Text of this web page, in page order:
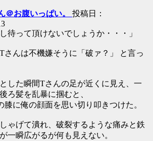
＠お腹いっぱい。 投稿日：
待って頂けないでしょうか・・・」
さんは不機嫌そうに「破ァ？」 と言っ
した瞬間Tさんの足が近くに見え、一
ろ髪を乱暴に掴むと、
膝に俺の顔面を思い切り叩きつけた。
ゃげて潰れ、破裂するような痛みと鉄
一瞬広がるが何も見えない。